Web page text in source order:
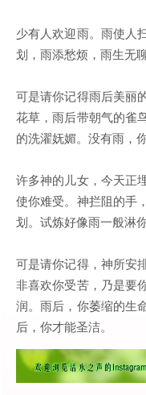
少有人欢迎雨。雨使人
划，雨添愁烦，雨生无
可是请你记得雨后美丽
花草，雨后带朝气的雀
的洗濯妩媚。没有雨，
许多神的儿女，今天正
使你难受。神拦阻的手
划。试炼好像雨一般淋
可是请你记得，神所安
非喜欢你受苦，乃是要
润。雨后，你萎缩的生
后，你才能圣洁。